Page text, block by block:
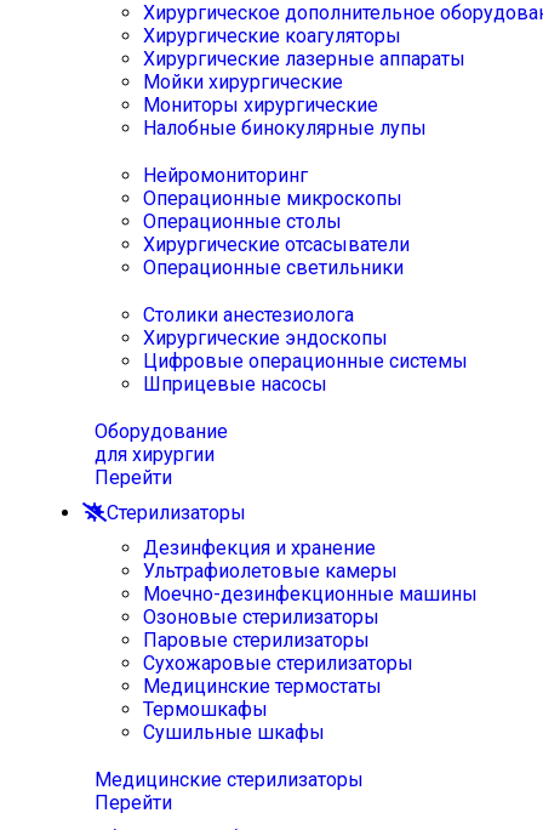
Хирургическое дополнительное
Хирургические коагуляторы
Хирургические лазерные аппараты
Мойки хирургические
Мониторы хирургические
Налобные бинокулярные лупы
Нейромониторинг
Операционные микроскопы
Операционные столы
Хирургические отсасыватели
Операционные светильники
Столики анестезиолога
Хирургические эндоскопы
Цифровые операционные системы
Шприцевые насосы
Оборудование
для хирургии
Перейти
Стерилизаторы
Дезинфекция и хранение
Ультрафиолетовые камеры
Моечно-дезинфекционные машины
Озоновые стерилизаторы
Паровые стерилизаторы
Сухожаровые стерилизаторы
Медицинские термостаты
Термошкафы
Сушильные шкафы
Медицинские стерилизаторы
Перейти